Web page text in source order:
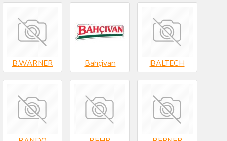
B.WARNER Bahçivan BALTECH